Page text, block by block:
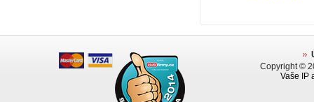
Copyright ©
Vaše IP